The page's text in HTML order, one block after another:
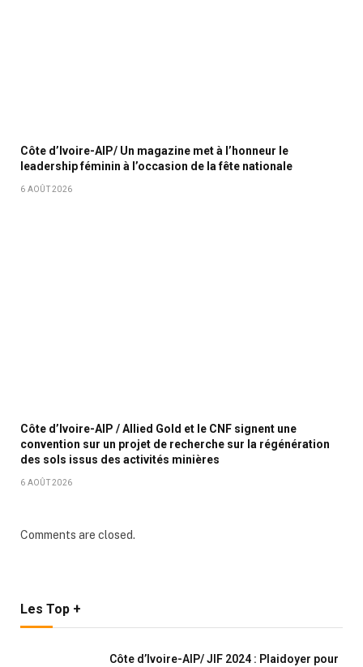
Côte d’Ivoire-AIP/ Un magazine met à l’honneur le
leadership féminin à l’occasion de la fête nationale
6 AOÛT 2026
Côte d’Ivoire-AIP / Allied Gold et le CNF signent une
convention sur un projet de recherche sur la régénération
des sols issus des activités minières
6 AOÛT 2026
Comments are closed.
Les Top +
Côte d’Ivoire-AIP/ JIF 2024 : Plaidoyer pour